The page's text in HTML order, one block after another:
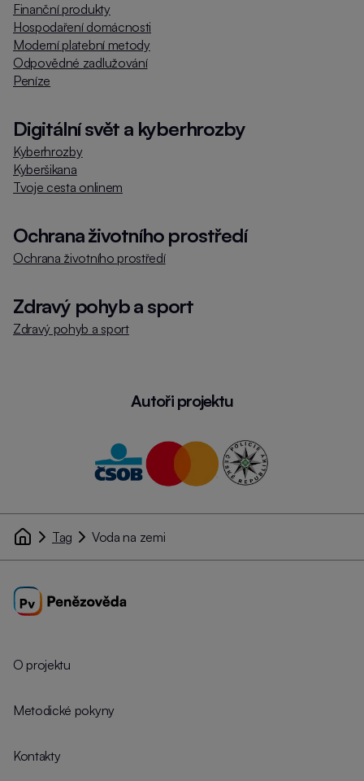
Finanční produkty
Hospodaření domácnosti
Moderní platební metody
Odpovědné zadlužování
Peníze
Digitální svět a kyberhrozby
Kyberhrozby
Kyberšikana
Tvoje cesta onlinem
Ochrana životního prostředí
Ochrana životního prostředí
Zdravý pohyb a sport
Zdravý pohyb a sport
Autoři projektu
Tag Voda na zemi
O projektu
Metodické pokyny
Kontakty